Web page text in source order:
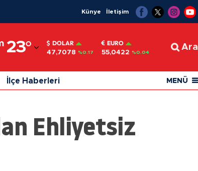
Künye İletişim
23° DOLAR
47,7078 %0.17
EURO
55,0422 %0.04
Ara
İlçe Haberleri MENÜ
Ehliyetsiz